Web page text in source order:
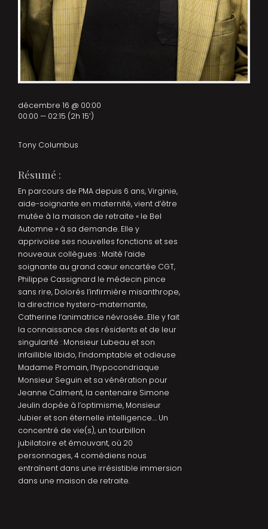
Résumé :
En parcours de PMA depuis 6 ans, Virginie,
aide-soignante en maternité, vient d’être
mutée à la maison de retraite « le Bel
Automne » à sa demande. Elle y
apprivoise ses nouvelles fonctions et ses
nouveaux collègues : Maïté l’aide
soignante au grand cœur encartée CGT,
Philippe Cassignard le médecin pince
sans rire, Dolorés l’infirmière misanthrope,
la directrice hystero-maternante,
Catherine l’animatrice névrosée…Elle y fait
la connaissance des résidents et de leur
singularité : Monsieur Lubeau et son
infaillible libido, l’indomptable et odieuse
Madame Promain, l’hypocondriaque
Monsieur Seguin et sa vénération pour
Jeanne Calment, la centenaire Simone
Jeulin dopée à l’optimisme, Monsieur
Jubier et son éternelle intelligence…. Un
concentré de vie(s), un tourbillon
jubilatoire et émouvant, où 20
personnages, 4 comédiens nous
entraînent dans une irrésistible immersion
dans une maison de retraite.
décembre 16 @ 00:00
00:00 — 02:15 (2h 15′)
Tony Columbus